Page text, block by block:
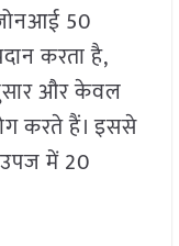
50
करता है,
और केवल
करते हैं। इससे
में 20